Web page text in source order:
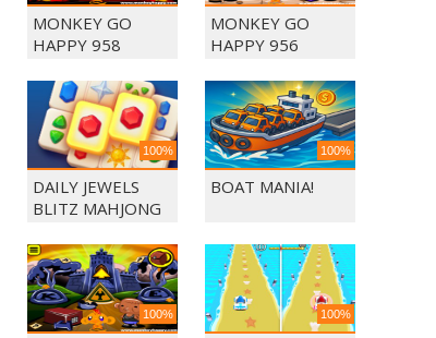
MONKEY GO
HAPPY 958
MONKEY GO
HAPPY 956
100%
DAILY JEWELS
BLITZ MAHJONG
100%
BOAT MANIA!
100% 100%